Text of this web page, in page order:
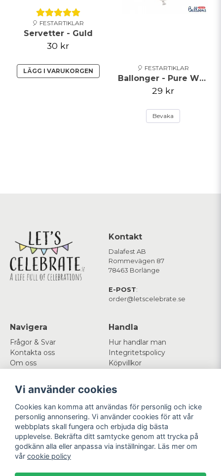
🎈 FESTARTIKLAR
Servetter - Guld
30 kr
LÄGG I VARUKORGEN 🎈 FESTARTIKLAR
Ballonger - Pure White
29 kr
Bevaka
Kontakt
Dalafest AB
Rommevägen 87
78463 Borlänge
E-POST:
order@letscelebrate.se
Navigera
Frågor & Svar
Kontakta oss
Om oss
Handla
Hur handlar man
Integritetspolicy
Köpvillkor
Mitt konto
Logga in
Registrera dig
Glömt lösenord?
Följ oss
Facebook
Instagram
Betala enkelt Vi levererar med
Vi använder cookies
Cookies kan komma att användas för personlig och icke
personlig annonsering. Vi använder cookies för att vår
webbplats skall fungera och erbjuda dig bästa
upplevelse. Bekräfta ditt samtycke genom att trycka på
godkänn alla eller anpassa via inställningar. Läs mer om
vår cookie policy